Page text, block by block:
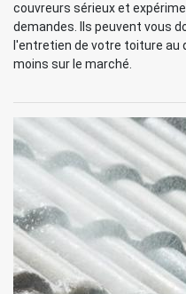
couvreurs sérieux et
demandes. Ils peuvent vous
l'entretien de votre toiture au
moins sur le marché.